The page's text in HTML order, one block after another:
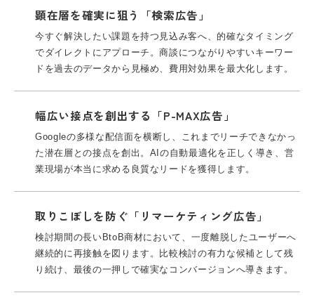
顕在層を確実に狙う「検索広告」
今すぐ解決したい課題を持つ見込み客へ、的確なタイミング
でダイレクトにアプローチ。商談につながりやすいキーワー
ドを過去のデータから見極め、費用対効果を最大化します。
幅広い接点を創出する「P-MAX広告」
Googleの多様な配信面を横断し、これまでリーチできなかっ
た潜在層との接点を創出。 AIの自動最適化を正しく導き、営
業現場が本当に求める良質なリードを獲得します。
取りこぼしを防ぐ「リマーケティング広告」
検討期間の長いBtoB商材において、一度離脱したユーザーへ
継続的に再接触を図ります。
比較検討の有力な候補として残
り続け、最後の一押しで確実なコンバージョンへ導きます。